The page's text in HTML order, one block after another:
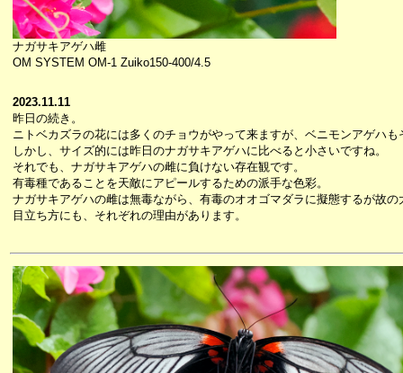
ナガサキアゲハ雌
OM SYSTEM OM-1 Zuiko150-400/4.5
2023.11.11
昨日の続き。
ニトベカズラの花には多くのチョウがやって来ますが、ベニモンアゲハも
しかし、サイズ的には昨日のナガサキアゲハに比べると小さいですね。
それでも、ナガサキアゲハの雌に負けない存在観です。
有毒種であることを天敵にアピールするための派手な色彩。
ナガサキアゲハの雌は無毒ながら、有毒のオオゴマダラに擬態するが故の
目立ち方にも、それぞれの理由があります。